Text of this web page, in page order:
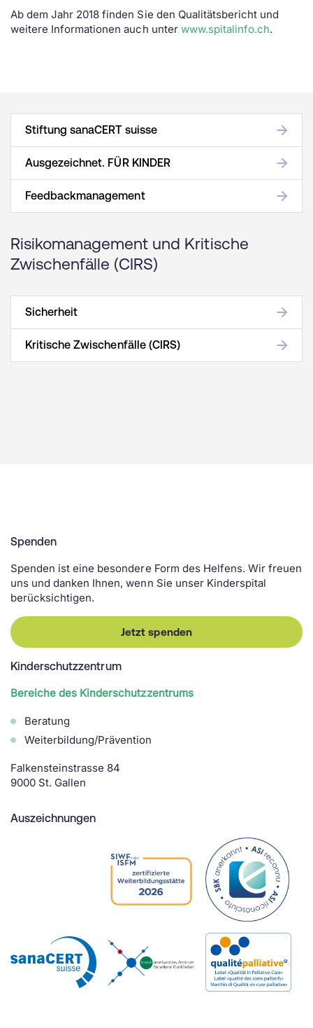
Ab dem Jahr 2018 finden Sie den Qualitätsbericht und
weitere Informationen auch unter www.spitalinfo.ch.
Stiftung sanaCERT suisse
Ausgezeichnet. FÜR KINDER
Feedbackmanagement
Risikomanagement und Kritische
Zwischenfälle (CIRS)
Sicherheit
Kritische Zwischenfälle (CIRS)
Spenden
Spenden ist eine besondere Form des Helfens. Wir freuen
uns und danken Ihnen, wenn Sie unser Kinderspital
berücksichtigen.
Jetzt spenden
Kinderschutzzentrum
Bereiche des Kinderschutzzentrums
Beratung
Weiterbildung/Prävention
Falkensteinstrasse 84
9000 St. Gallen
Auszeichnungen